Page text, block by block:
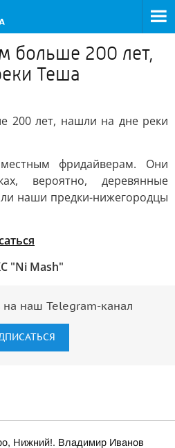
больше 200 лет,
Теша
200 лет, нашли на дне реки
фридайверам. Они
вероятно, деревянные
наши предки-нижегородцы
"Ni Mash"
на наш Telegram-канал
Нижний!. Владимир Иванов